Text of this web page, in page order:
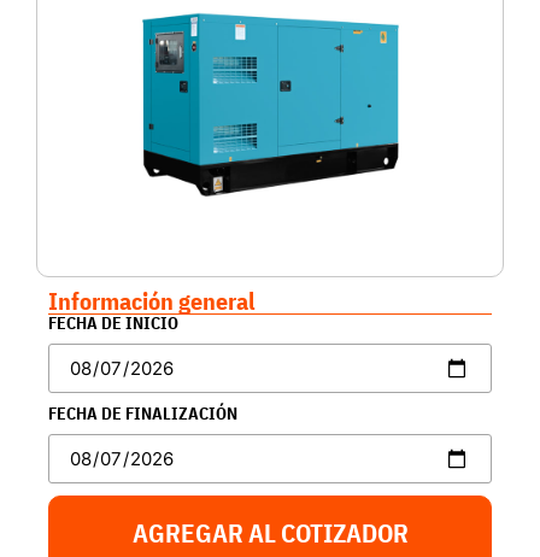
Información general
FECHA DE INICIO
FECHA DE FINALIZACIÓN
AGREGAR AL COTIZADOR